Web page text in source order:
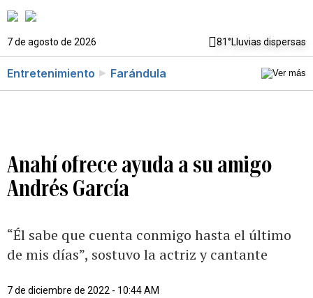
7 de agosto de 2026 81°Lluvias dispersas
Entretenimiento Farándula
Anahí ofrece ayuda a su amigo
Andrés García
“Él sabe que cuenta conmigo hasta el último
de mis días”, sostuvo la actriz y cantante
7 de diciembre de 2022 - 10:44 AM